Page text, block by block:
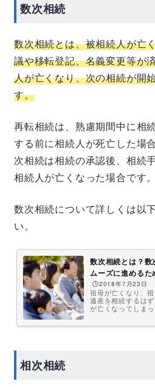
数次相続
数次相続とは、被相続人が亡
議や移転登記、名義変更等が
人が亡くなり、次の相続が開
す。
再転相続は、熟慮期間中に相
する前に相続人が死亡した場
次相続は相続の承認後、相続
相続人が亡くなった場合です。
数次相続について詳しくは以
い。
数次相続とは？数
ムーズに進めるた
🕒️2018年7月23日
祖母が亡くなり、
遺産を相続するは
が亡くなってしま
とはできるのでし
相次相続